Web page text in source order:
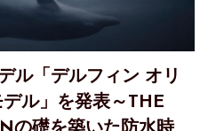
ル「デルフィン オリ
デル」を発表～THE